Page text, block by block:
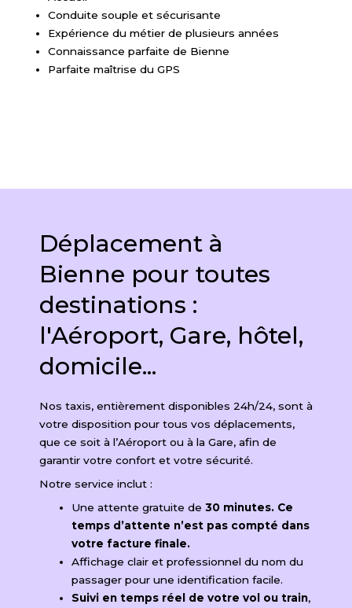
Conduite souple et sécurisante
Expérience du métier de plusieurs années
Connaissance parfaite de Bienne
Parfaite maîtrise du GPS
Déplacement à
Bienne pour toutes
destinations :
l'Aéroport, Gare, hôtel,
domicile...
Nos taxis, entièrement disponibles 24h/24, sont à
votre disposition pour tous vos déplacements,
que ce soit à l’Aéroport ou à la Gare, afin de
garantir votre confort et votre sécurité.
Notre service inclut :
Une attente gratuite de30 minutes. Ce
temps d’attente n’est pas compté dans
votre facture finale.
Affichage clair et professionnel du nom du
passager pour une identification facile.
Suivi en temps réel de votre vol ou train,